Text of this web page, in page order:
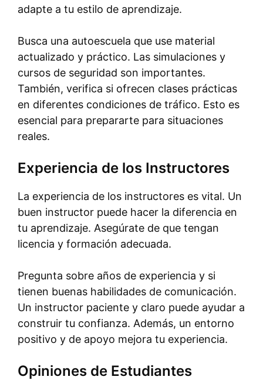
adapte a tu estilo de aprendizaje.
Busca una autoescuela que use material
actualizado y práctico. Las simulaciones y
cursos de seguridad son importantes.
También, verifica si ofrecen clases prácticas
en diferentes condiciones de tráfico. Esto es
esencial para prepararte para situaciones
reales.
Experiencia de los Instructores
La experiencia de los instructores es vital. Un
buen instructor puede hacer la diferencia en
tu aprendizaje. Asegúrate de que tengan
licencia y formación adecuada.
Pregunta sobre años de experiencia y si
tienen buenas habilidades de comunicación.
Un instructor paciente y claro puede ayudar a
construir tu confianza. Además, un entorno
positivo y de apoyo mejora tu experiencia.
Opiniones de Estudiantes